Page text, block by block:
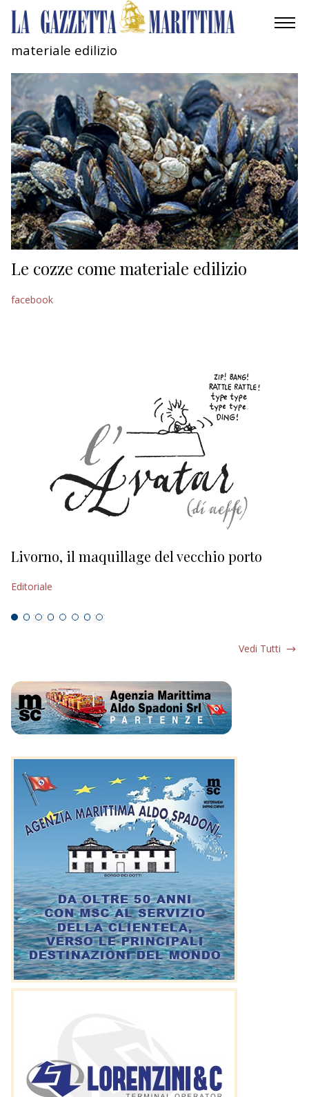
MOBILITÀ
INDUSTRIA
RICERCA
ECONOMIA
TURISMO
CULTURA
NAUTICA
materiale edilizio
Le cozze come materiale edilizio
facebook
Livorno, il maquillage del vecchio porto
Editoriale
Vedi Tutti